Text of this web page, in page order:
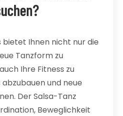
bietet Ihnen nicht nur die
Tanzform zu
Ihre Fitness zu
und neue
Der Salsa-Tanz
Beweglichkeit